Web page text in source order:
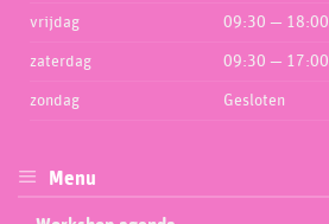
vrijdag 09:30 — 18:00
zaterdag 09:30 — 17:00
zondag Gesloten
Menu